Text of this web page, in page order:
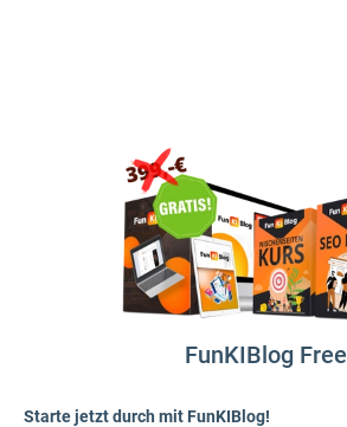
FunKIBlog Free
Starte jetzt durch mit FunKIBlog!